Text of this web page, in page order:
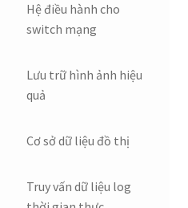
Hệ điều hành cho
switch mạng
Lưu trữ hình ảnh hiệu
quả
Cơ sở dữ liệu đồ thị
Truy vấn dữ liệu log